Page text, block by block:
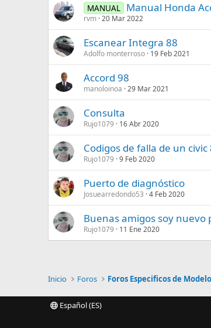
MANUAL Manual Honda
rvm 20 Mar 2022
Escanear Integra 88
Adolfo monterroso 19 Feb 2021
Accord 98
manoloinoa 29 Mar 2021
Consulta
Rujo1079 16 Abr 2020
Codigos de falla de un
Rujo1079 9 Feb 2020
Puerto de diagnóstico
Josuearredondo53 4 Feb 2020
Buenas amigos soy nuevo
Rujo1079 11 Ene 2020
Inicio Foros Foros Especificos de
Español (ES)